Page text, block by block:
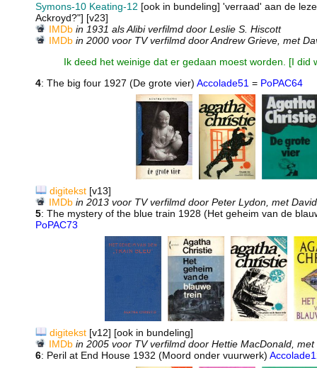
Symons-10 Keating-12 [ook in bundeling] 'verraad' aan de
Ackroyd?"] [v23]
IMDb in 1931 als Alibi verfilmd door Leslie S. Hiscott
IMDb in 2000 voor TV verfilmd door Andrew Grieve, met
Ik deed het weinige dat er gedaan moest worden. [I did
4: The big four 1927 (De grote vier) Accolade51 = PoPAC64
digitekst [v13]
IMDb in 2013 voor TV verfilmd door Peter Lydon, met
5: The mystery of the blue train 1928 (Het geheim van de
PoPAC73
digitekst [v12] [ook in bundeling]
IMDb in 2005 voor TV verfilmd door Hettie MacDonald, met
6: Peril at End House 1932 (Moord onder vuurwerk)